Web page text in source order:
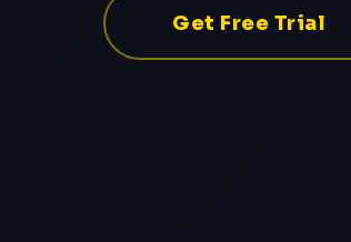
Get Free Trial